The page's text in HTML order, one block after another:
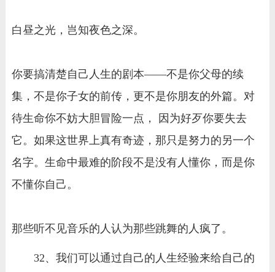
白昼之光，岂知夜色之深。
你要搞清楚自己人生的剧本——不是你父母的续
集，不是你子女的前传，更不是你朋友的外篇。对
待生命你不妨大胆冒险一点， 因为好歹你要失去
它。如果这世界上真有奇迹，那只是努力的另一个
名字。生命中最难的阶段不是没有人懂你，而是你
不懂你自己。
那些听不见音乐的人认为那些跳舞的人疯了。
32、我们可以通过自己的人生经验来给自己的